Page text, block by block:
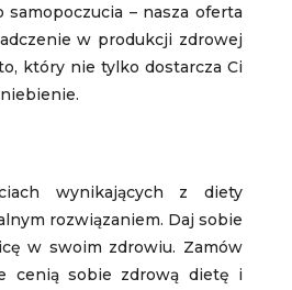
– nasza oferta
w produkcji zdrowej
który nie tylko dostarcza Ci
wynikających z diety
rozwiązaniem. Daj sobie
w swoim zdrowiu. Zamów
cenią sobie zdrową dietę i